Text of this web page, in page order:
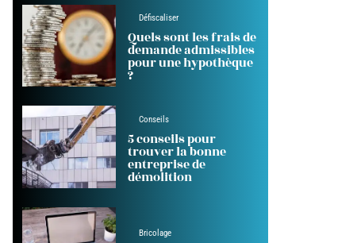
Défiscaliser
Quels sont les frais de
demande admissibles
pour une hypothèque
?
Conseils
5 conseils pour
trouver la bonne
entreprise de
démolition
Bricolage